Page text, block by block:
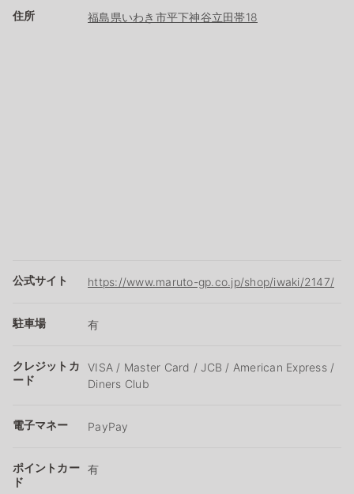
住所 福島県いわき市平下神谷立田帯18
公式サイト https://www.maruto-gp.co.jp/shop/iwaki/2147/
駐車場 有
クレジットカ
ード
VISA / Master Card / JCB / American Express /
Diners Club
電子マネー PayPay
ポイントカー
ド
有